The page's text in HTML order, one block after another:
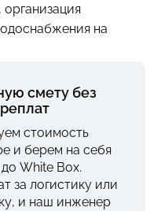
на
смету без
стоимость
и берем на себя
White Box.
за логистику или
и наш инженер